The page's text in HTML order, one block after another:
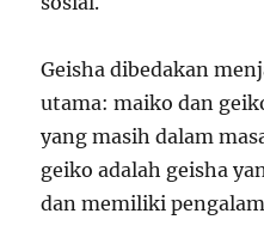
Geisha dibedakan
utama: maiko dan
yang masih dalam
geiko adalah geisha
dan memiliki